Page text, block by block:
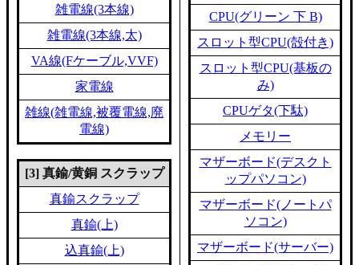
雑電線(3本線)
雑電線(3本線,太)
VA線(Fケーブル,VVF)
家電線
雑線(雑電線,被覆電線,廃
電線)
[3] 真鍮/黄銅 スクラップ
真鍮スクラップ
真鍮(上)
込真鍮(上)
CPU(グリーン 下 B)
スロット型CPU(殻付き)
スロット型CPU(基板の
み)
CPUゲタ(下駄)
メモリー
マザーボード(デスクト
ップパソコン)
マザーボード(ノートパ
ソコン)
マザーボード(サーバー)